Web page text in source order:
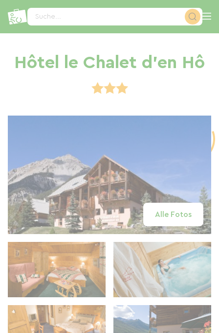
Suche...
Hôtel le Chalet d'en Hô
Alle Fotos
Cookie-Einstellungen